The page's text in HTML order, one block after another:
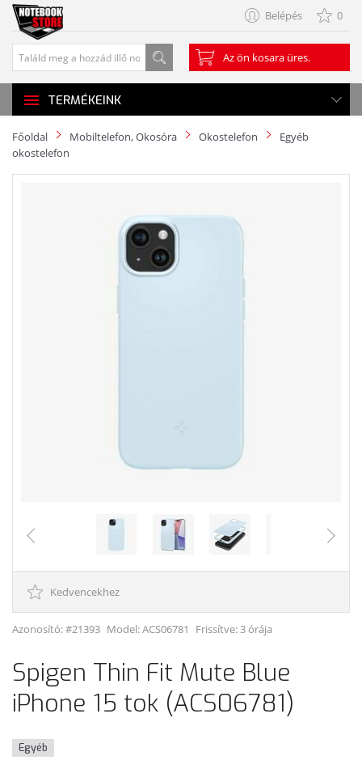
Belépés 0
Az ön kosara üres.
TERMÉKEINK
Főoldal Mobiltelefon, Okosóra Okostelefon
Egyéb
okostelefon
Kedvencekhez
Azonosító: #21393 Model:ACS06781 Frissítve: 3 órája
Spigen Thin Fit Mute Blue
iPhone 15 tok (ACS06781)
Egyéb